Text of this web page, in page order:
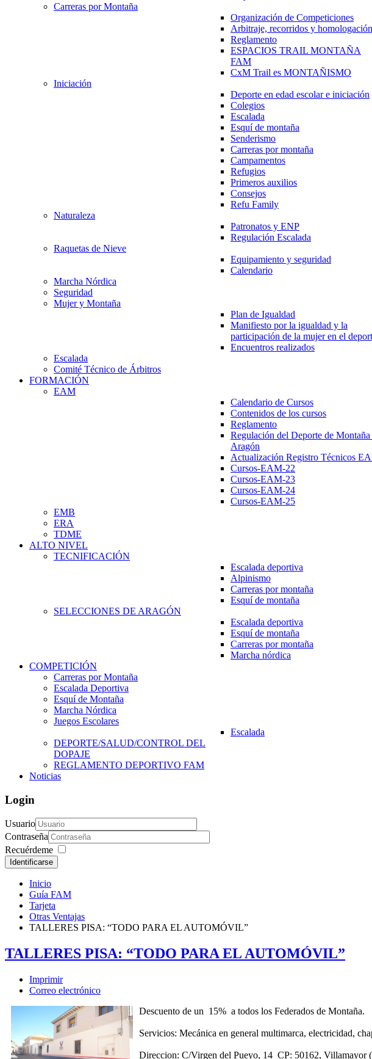
Carreras por Montaña
Organización de Competiciones
Arbitraje, recorridos y homologación
Reglamento
ESPACIOS TRAIL MONTAÑA
FAM
CxM Trail es MONTAÑISMO
Iniciación
Deporte en edad escolar e iniciación
Colegios
Escalada
Esquí de montaña
Senderismo
Carreras por montaña
Campamentos
Refugios
Primeros auxilios
Consejos
Refu Family
Naturaleza
Patronatos y ENP
Regulación Escalada
Raquetas de Nieve
Equipamiento y seguridad
Calendario
Marcha Nórdica
Seguridad
Mujer y Montaña
Plan de Igualdad
Manifiesto por la igualdad y la
participación de la mujer en el
Encuentros realizados
Escalada
Comité Técnico de Árbitros
FORMACIÓN
EAM
Calendario de Cursos
Contenidos de los cursos
Reglamento
Regulación del Deporte de Montaña
Aragón
Actualización Registro Técnicos
Cursos-EAM-22
Cursos-EAM-23
Cursos-EAM-24
Cursos-EAM-25
EMB
ERA
TDME
ALTO NIVEL
TECNIFICACIÓN
Escalada deportiva
Alpinismo
Carreras por montaña
Esquí de montaña
SELECCIONES DE ARAGÓN
Escalada deportiva
Esquí de montaña
Carreras por montaña
Marcha nórdica
COMPETICIÓN
Carreras por Montaña
Escalada Deportiva
Esquí de Montaña
Marcha Nórdica
Juegos Escolares
Escalada
DEPORTE/SALUD/CONTROL DEL
DOPAJE
REGLAMENTO DEPORTIVO FAM
Noticias
Login
Usuario
Contraseña
Recuérdeme
Identificarse
Inicio
Guía FAM
Tarjeta
Otras Ventajas
TALLERES PISA: “TODO PARA EL AUTOMÓVIL”
TALLERES PISA: “TODO PARA EL AUTOMÓVIL”
Imprimir
Correo electrónico
Descuento de un 15% a todos los Federados de Montaña.
Servicios: Mecánica en general multimarca, electricidad,
Direccion: C/Virgen del Pueyo, 14 CP: 50162, Villamayor